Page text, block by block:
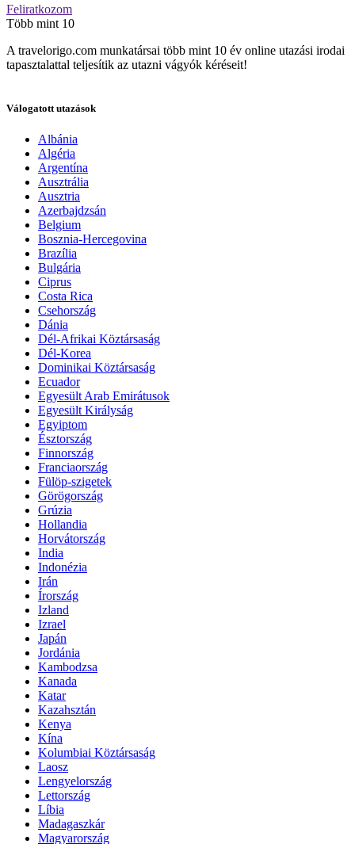
Feliratkozom
Több mint 10
A travelorigo.com munkatársai több mint 10 év online utazási irodai
tapasztalattal teljesítik az utazni vágyók kéréseit!
Válogatott utazások
Albánia
Algéria
Argentína
Ausztrália
Ausztria
Azerbajdzsán
Belgium
Bosznia-Hercegovina
Brazília
Bulgária
Ciprus
Costa Rica
Csehország
Dánia
Dél-Afrikai Köztársaság
Dél-Korea
Dominikai Köztársaság
Ecuador
Egyesült Arab Emirátusok
Egyesült Királyság
Egyiptom
Észtország
Finnország
Franciaország
Fülöp-szigetek
Görögország
Grúzia
Hollandia
Horvátország
India
Indonézia
Irán
Írország
Izland
Izrael
Japán
Jordánia
Kambodzsa
Kanada
Katar
Kazahsztán
Kenya
Kína
Kolumbiai Köztársaság
Laosz
Lengyelország
Lettország
Líbia
Madagaszkár
Magyarország